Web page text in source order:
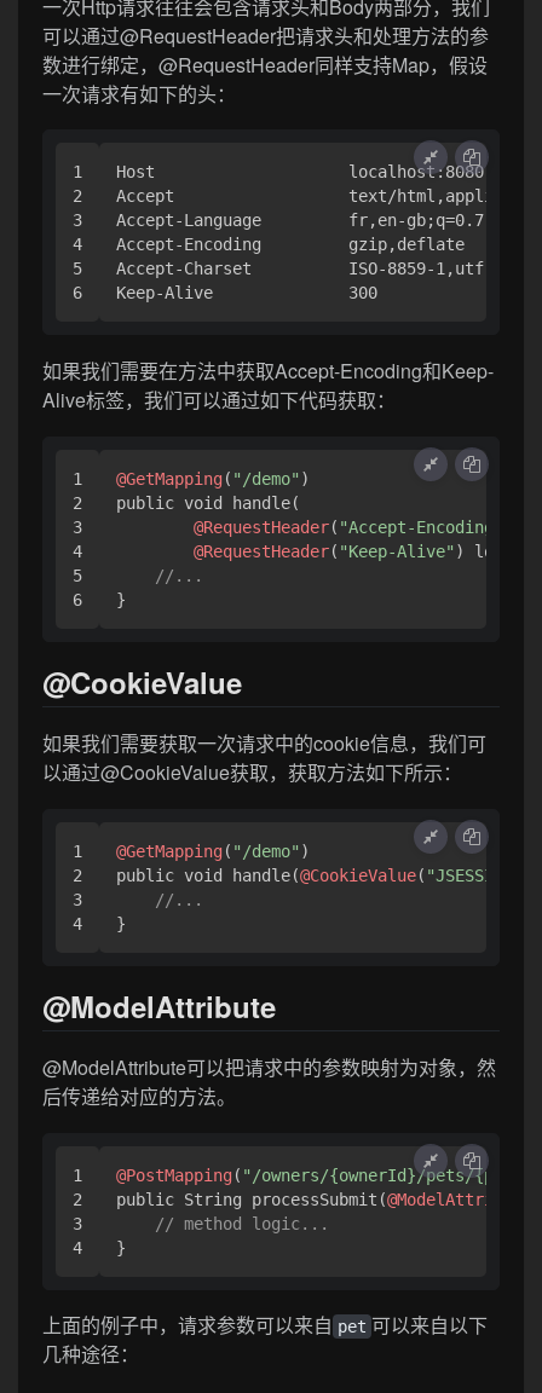
一次Http请求往往会包含请求头和Body两部分，我们
可以通过@RequestHeader把请求头和处理方法的参
数进行绑定，@RequestHeader同样支持Map，假设
一次请求有如下的头：
1
2
3
4
5
Host                    localhost:8080
Accept                  text/html,application/
Accept-Language         fr,en-
Accept-Encoding         gzip,deflate
Accept-Charset          ISO-8859-1,utf-
Keep-Alive              300
如果我们需要在方法中获取Accept-Encoding和Keep-
Alive标签，我们可以通过如下代码获取：
1
2
3
4
5
@GetMapping( "/demo" )
public void handle(
@RequestHeader( "Accept-Encoding"
@RequestHeader( "Keep-Alive" ) long
//...
}
@CookieValue
如果我们需要获取一次请求中的cookie信息，我们可
以通过@CookieValue获取，获取方法如下所示：
1
2
3
@GetMapping( "/demo" )
public void handle(@CookieValue( "JSESSIONID"
//...
}
@ModelAttribute
@ModelAttribute可以把请求中的参数映射为对象，然
后传递给对应的方法。
1
2
3
@PostMapping( "/owners/{ownerId}/pets/
public String processSubmit(@ModelAttribute
// method logic...
}
上面的例子中，请求参数可以来自 pet 可以来自以下
几种途径：